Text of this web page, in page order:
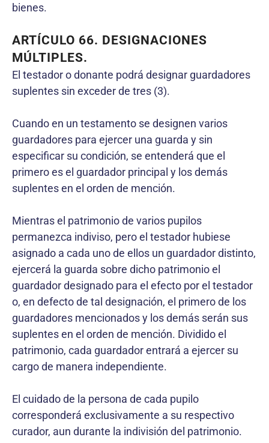
bienes.
ARTÍCULO 66. DESIGNACIONES
MÚLTIPLES.
El testador o donante podrá designar guardadores
suplentes sin exceder de tres (3).
Cuando en un testamento se designen varios
guardadores para ejercer una guarda y sin
especificar su condición, se entenderá que el
primero es el guardador principal y los demás
suplentes en el orden de mención.
Mientras el patrimonio de varios pupilos
permanezca indiviso, pero el testador hubiese
asignado a cada uno de ellos un guardador distinto,
ejercerá la guarda sobre dicho patrimonio el
guardador designado para el efecto por el testador
o, en defecto de tal designación, el primero de los
guardadores mencionados y los demás serán sus
suplentes en el orden de mención. Dividido el
patrimonio, cada guardador entrará a ejercer su
cargo de manera independiente.
El cuidado de la persona de cada pupilo
corresponderá exclusivamente a su respectivo
curador, aun durante la indivisión del patrimonio.